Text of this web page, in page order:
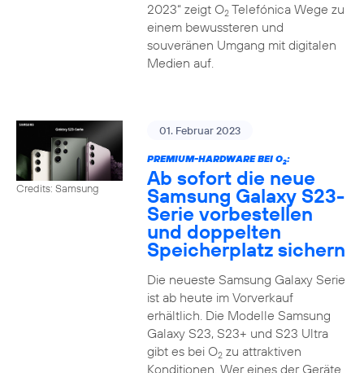
2023“ zeigt O2Telefónica Wege zu
einem bewussteren und
souveränen Umgang mit digitalen
Medien auf.
Credits: Samsung
01. Februar 2023
PREMIUM-HARDWARE BEI O2:
Ab sofort die neue
Samsung Galaxy S23-
Serie vorbestellen
und doppelten
Speicherplatz sichern
Die neueste Samsung Galaxy Serie
ist ab heute im Vorverkauf
erhältlich. Die Modelle Samsung
Galaxy S23, S23+ und S23 Ultra
gibt es bei O2zu attraktiven
Konditionen. Wer eines der Geräte